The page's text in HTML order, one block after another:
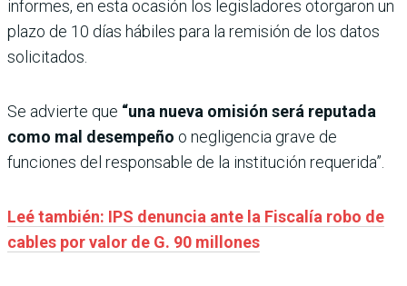
informes, en esta ocasión los legisladores otorgaron un
plazo de 10 días hábiles para la remisión de los datos
solicitados.
Se advierte que “una nueva omisión será reputada
como mal desempeño o negligencia grave de
funciones del responsable de la institución requerida”.
Leé también: IPS denuncia ante la Fiscalía robo de
cables por valor de G. 90 millones